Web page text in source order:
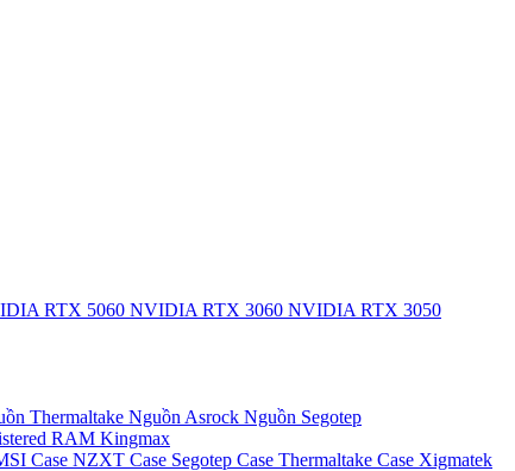
RTX 5060 NVIDIA RTX 3060 NVIDIA RTX 3050
Thermaltake Nguồn Asrock Nguồn Segotep
RAM Kingmax
Case NZXT Case Segotep Case Thermaltake Case Xigmatek